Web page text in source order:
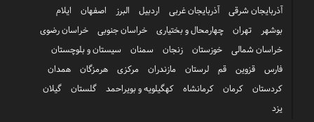
آذربایجان شرقی آذربایجان غربی اردبیل البرز اصفهان
ایلام
بوشهر
تهران چهارمحال و بختیاری خراسان جنوبی
خراسان رضوی
خراسان شمالی
خوزستان زنجان سمنان
سیستان و بلوچستان
فارس
قزوین قم لرستان مازندران مرکزی هرمزگان
همدان
کردستان
کرمان کرمانشاه کهگیلویه و بویراحمد گلستان
گیلان
یزد